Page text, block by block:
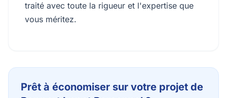
traité avec toute la rigueur et l'expertise que
vous méritez.
Prêt à économiser sur votre projet de